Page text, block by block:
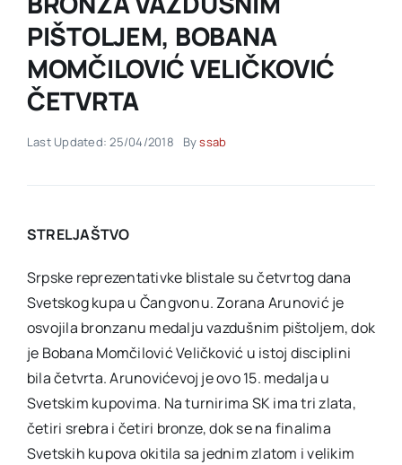
Akti SSAB
Kontakt
PIŠTOLJEM, BOBANA
MOMČILOVIĆ VELIČKOVIĆ
ČETVRTA
Last Updated: 25/04/2018 Byssab
STRELJAŠTVO
Srpske reprezentativke blistale su četvrtog dana
Svetskog kupa u Čangvonu. Zorana Arunović je
osvojila bronzanu medalju vazdušnim pištoljem, dok
je Bobana Momčilović Veličković u istoj disciplini
bila četvrta. Arunovićevoj je ovo 15. medalja u
Svetskim kupovima. Na turnirima SK ima tri zlata,
četiri srebra i četiri bronze, dok se na finalima
Svetskih kupova okitila sa jednim zlatom i velikim